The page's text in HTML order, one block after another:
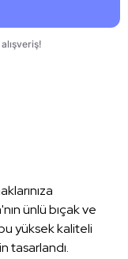
ünlü bıçak ve
yüksek kaliteli
tasarlandı.